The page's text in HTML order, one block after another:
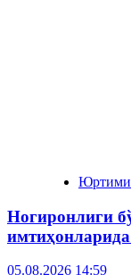
Ногиронлиги
05.08.2026 14:59